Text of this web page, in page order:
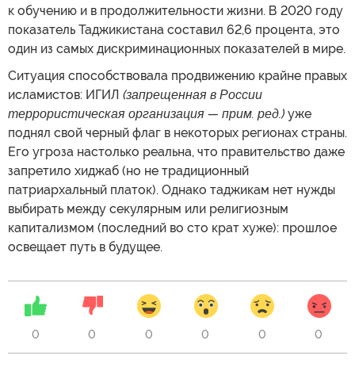
к обучению и в продолжительности жизни. В 2020 году
показатель Таджикистана составил 62,6 процента, это
один из самых дискриминационных показателей в мире.
Ситуация способствовала продвижению крайне правых
исламистов: ИГИЛ (запрещенная в России
террористическая организация — прим. ред.) уже
поднял свой черный флаг в некоторых регионах страны.
Его угроза настолько реальна, что правительство даже
запретило хиджаб (но не традиционный
патриархальный платок). Однако таджикам нет нужды
выбирать между секулярным или религиозным
капитализмом (последний во сто крат хуже): прошлое
освещает путь в будущее.
0 0 0 0 0 0